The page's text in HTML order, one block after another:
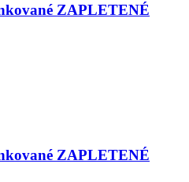
ZAPLETENÉ
ZAPLETENÉ